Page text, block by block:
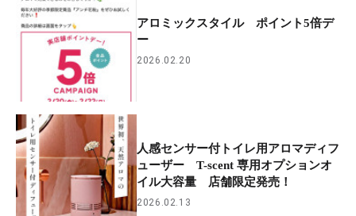
アロミックスタイル ポイント5倍デ
ー
2026.02.20
人感センサー付トイレ用アロマディフ
ューザー T-scent 専用オプションオ
イル大容量 店舗限定発売！
2026.02.13